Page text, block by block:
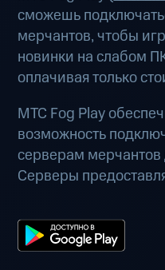
сможешь
мерчантов, чтобы
новинки на слабом
оплачивая только
МТС Fog Play
возможность
серверам мерчантов
Серверы